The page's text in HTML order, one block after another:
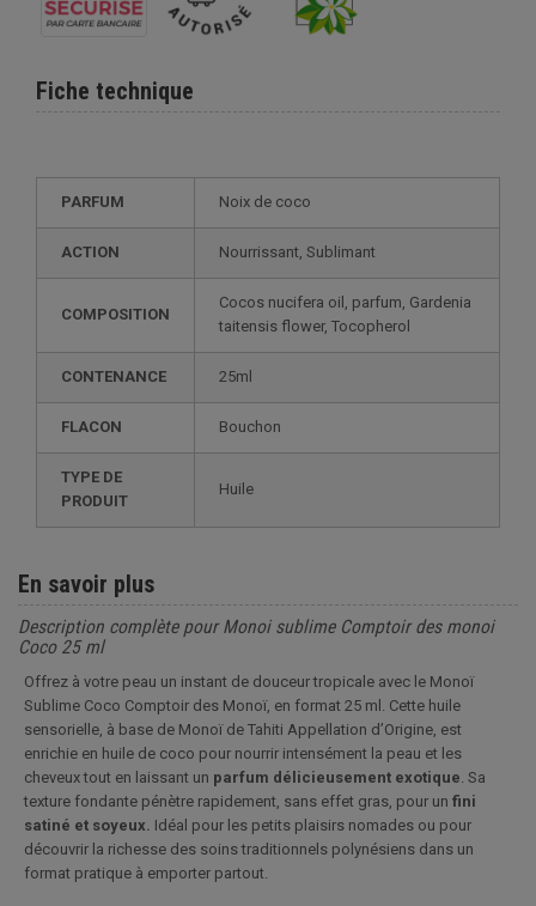
Fiche technique
PARFUM Noix de coco
ACTION Nourrissant, Sublimant
COMPOSITION
Cocos nucifera oil, parfum, Gardenia
taitensis flower, Tocopherol
CONTENANCE 25ml
FLACON Bouchon
TYPE DE
PRODUIT
Huile
En savoir plus
Description complète pour Monoi sublime Comptoir des monoi
Coco 25 ml
Offrez à votre peau un instant de douceur tropicale avec le Monoï
Sublime Coco Comptoir des Monoï, en format 25 ml. Cette huile
sensorielle, à base de Monoï de Tahiti Appellation d’Origine, est
enrichie en huile de coco pour nourrir intensément la peau et les
cheveux tout en laissant un parfum délicieusement exotique . Sa
texture fondante pénètre rapidement, sans effet gras, pour un fini
satiné et soyeux. Idéal pour les petits plaisirs nomades ou pour
découvrir la richesse des soins traditionnels polynésiens dans un
format pratique à emporter partout.